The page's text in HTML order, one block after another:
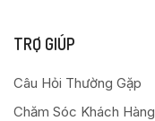
TRỢ GIÚP
Câu Hỏi Thường Gặp
Chăm Sóc Khách Hàng